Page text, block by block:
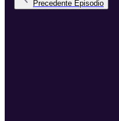
Precedente Episodio